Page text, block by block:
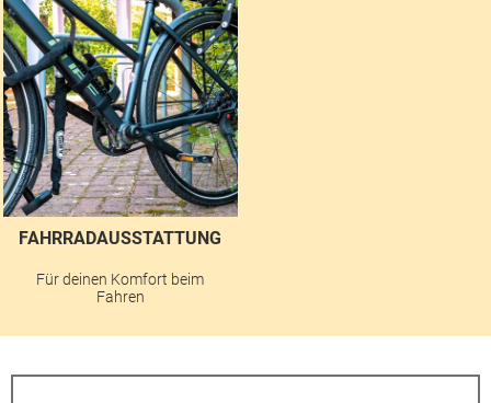
FAHRRADAUSSTATTUNG
Für deinen Komfort beim
Fahren